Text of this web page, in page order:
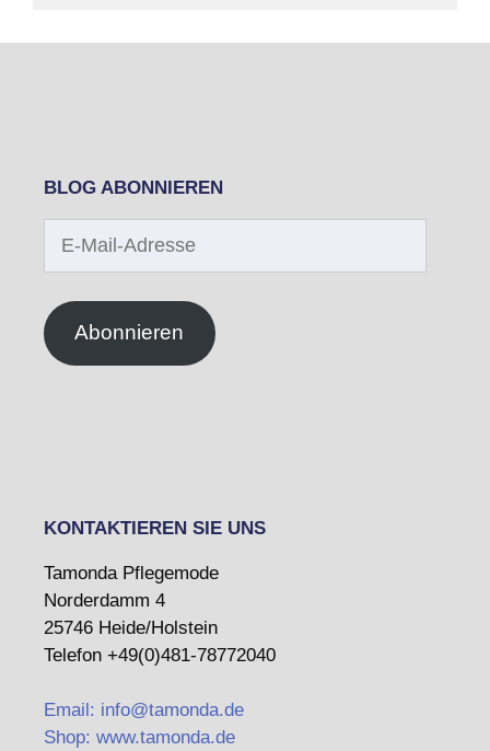
BLOG ABONNIEREN
Abonnieren
KONTAKTIEREN SIE UNS
Tamonda Pflegemode
Norderdamm 4
25746 Heide/Holstein
Telefon +49(0)481-78772040
Email: info@tamonda.de
Shop: www.tamonda.de